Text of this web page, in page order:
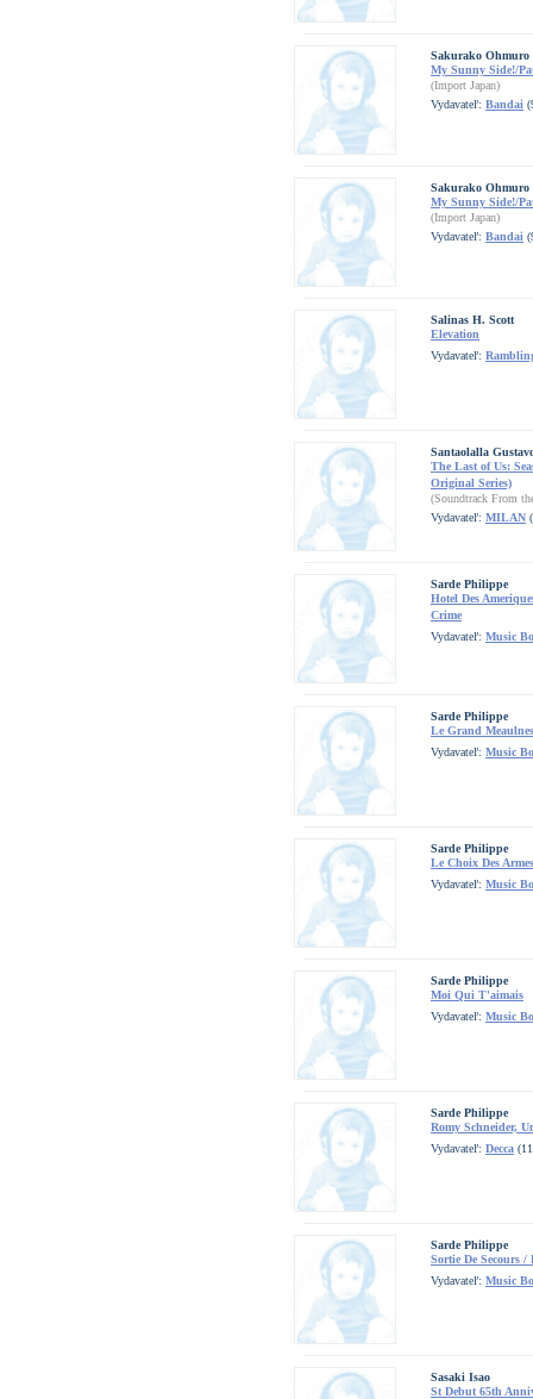
Sakurako Ohmuro
My Sunny Side!/
(Import Japan)
Vydavateľ: Bandai
Sakurako Ohmuro
My Sunny Side!/
(Import Japan)
Vydavateľ: Bandai
Salinas H. Scott
Elevation
Vydavateľ:
Santaolalla
The Last of Us:
Original Series)
(Soundtrack From
Vydavateľ: MILAN
Sarde Philippe
Hotel Des
Crime
Vydavateľ: Music
Sarde Philippe
Le Grand Meaulnes
Vydavateľ: Music
Sarde Philippe
Le Choix Des
Vydavateľ: Music
Sarde Philippe
Moi Qui T'aimais
Vydavateľ: Music
Sarde Philippe
Romy Schneider,
Vydavateľ: Decca
Sarde Philippe
Sortie De Secours
Vydavateľ: Music
Sasaki Isao
St Debut 65th